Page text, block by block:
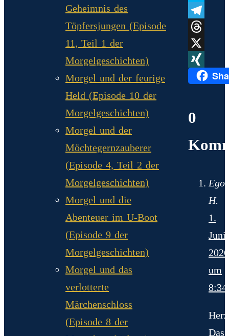
Skype
Telegram
Threads
X
XING
0
H.
1.
Juni
2026
um
8:34
Das
Geheimnis des
Töpfersjungen (Episode
11, Teil 1 der
Morgelgeschichten)
Morgel und der feurige
Held (Episode 10 der
Morgelgeschichten)
Morgel und der
Möchtegernzauberer
(Episode 4, Teil 2 der
Morgelgeschichten)
Morgel und die
Abenteuer im U-Boot
(Episode 9 der
Morgelgeschichten)
Morgel und das
verlotterte
Märchenschloss
(Episode 8 der